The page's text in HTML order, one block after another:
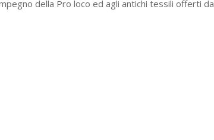
della Pro loco ed agli antichi tessili offerti da